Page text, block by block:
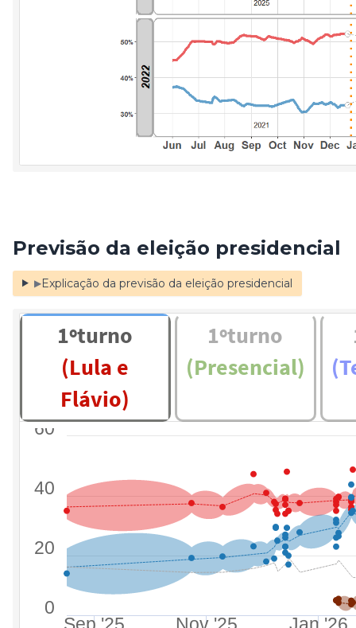
Previsão da eleição presidencial
▶Explicação da previsão da eleição presidencial